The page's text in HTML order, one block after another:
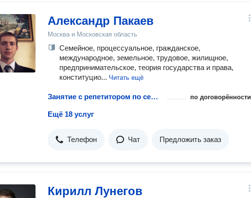
Александр Пакаев
Москва и Московская область
Семейное, процессуальное, гражданское,
международное, земельное, трудовое, жилищное,
предпринимательское, теория государства и права,
конституцио... Читать ещё
Занятие с репетитором по семейному праву по договорённости
Ещё 18 услуг
Телефон Чат Предложить заказ
Кирилл Лунегов